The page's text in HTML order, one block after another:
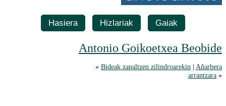
Hasiera Hizlariak Gaiak
Antonio Goikoetxea Beobide
« Bideak zapaltzen zilindroarekin | Añarbera
arrantzara »